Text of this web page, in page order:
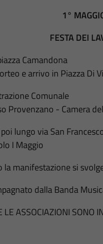
1°
FESTA DEI
Camandona
e arrivo in Piazza Di
Comunale
Provenzano - Camera
lungo via San
I Maggio
la manifestazione si
dalla Banda
ASSOCIAZIONI SONO